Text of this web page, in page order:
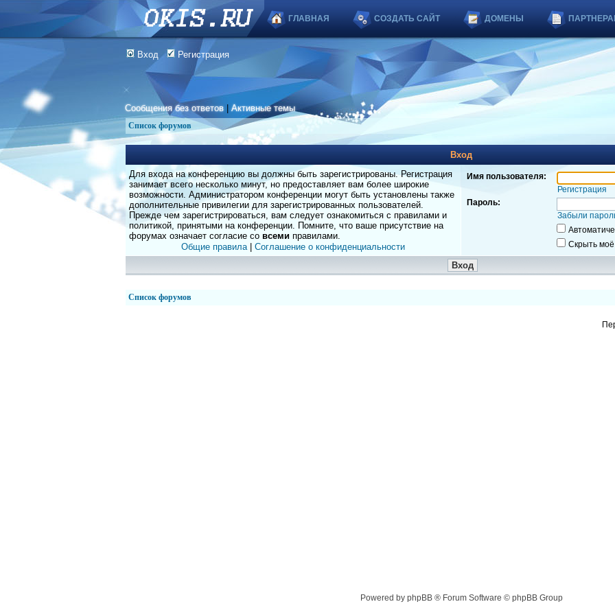
ГЛАВНАЯ СОЗДАТЬ САЙТ ДОМЕНЫ
Вход Регистрация
Сообщения без ответов |Активные темы
Список форумов
Вход
Для входа на конференцию вы должны быть зарегистрированы. Регистрация
занимает всего несколько минут, но предоставляет вам более широкие
возможности. Администратором конференции могут быть установлены также
дополнительные привилегии для зарегистрированных пользователей.
Прежде чем зарегистрироваться, вам следует ознакомиться с правилами и
политикой, принятыми на конференции. Помните, что ваше присутствие на
форумах означает согласие со всеми правилами.
Общие правила| Соглашение о конфиденциальности
Имя пользователя:
Регистрация
Пароль:
Забыли
Скрыть
Список форумов
Powered by phpBB ® Forum Software © phpBB Group